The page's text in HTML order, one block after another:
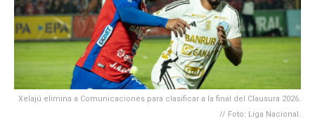
Xelajú elimina a Comunicaciones para clasificar a la final del Clausura 2026.
// Foto: Liga Nacional.